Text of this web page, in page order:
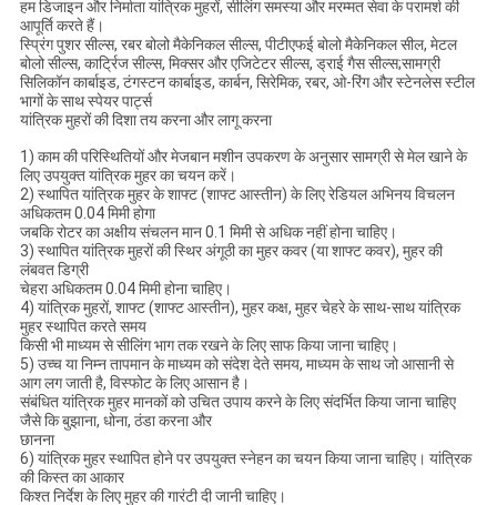
हम डिजाइन और निर्माता यांत्रिक मुहरों, सीलिंग समस्या और मरम्मत सेवा के परामर्श की
आपूर्ति करते हैं।
स्प्रिंग पुशर सील्स, रबर बोलो मैकेनिकल सील्स, पीटीएफई बोलो मैकेनिकल सील, मेटल
बोलो सील्स, कार्ट्रिज सील्स, मिक्सर और एजिटेटर सील्स, ड्राई गैस सील्स;सामग्री
सिलिकॉन कार्बाइड, टंगस्टन कार्बाइड, कार्बन, सिरेमिक, रबर, ओ-रिंग और स्टेनलेस स्टील
भागों के साथ स्पेयर पार्ट्स
यांत्रिक मुहरों की दिशा तय करना और लागू करना
1) काम की परिस्थितियों और मेजबान मशीन उपकरण के अनुसार सामग्री से मेल खाने के
लिए उपयुक्त यांत्रिक मुहर का चयन करें।
2) स्थापित यांत्रिक मुहर के शाफ्ट (शाफ्ट आस्तीन) के लिए रेडियल अभिनय विचलन
अधिकतम 0.04 मिमी होगा
जबकि रोटर का अक्षीय संचलन मान 0.1 मिमी से अधिक नहीं होना चाहिए।
3) स्थापित यांत्रिक मुहरों की स्थिर अंगूठी का मुहर कवर (या शाफ्ट कवर), मुहर की
लंबवत डिग्री
चेहरा अधिकतम 0.04 मिमी होना चाहिए।
4) यांत्रिक मुहरों, शाफ्ट (शाफ्ट आस्तीन), मुहर कक्ष, मुहर चेहरे के साथ-साथ यांत्रिक
मुहर स्थापित करते समय
किसी भी माध्यम से सीलिंग भाग तक रखने के लिए साफ किया जाना चाहिए।
5) उच्च या निम्न तापमान के माध्यम को संदेश देते समय, माध्यम के साथ जो आसानी से
आग लग जाती है, विस्फोट के लिए आसान है।
संबंधित यांत्रिक मुहर मानकों को उचित उपाय करने के लिए संदर्भित किया जाना चाहिए
जैसे कि बुझाना, धोना, ठंडा करना और
छानना
6) यांत्रिक मुहर स्थापित होने पर उपयुक्त स्नेहन का चयन किया जाना चाहिए। यांत्रिक
की किस्त का आकार
किश्त निर्देश के लिए मुहर की गारंटी दी जानी चाहिए।